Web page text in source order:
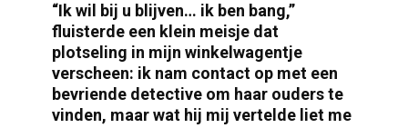
“Ik wil bij u blijven… ik ben bang,”
fluisterde een klein meisje dat
plotseling in mijn winkelwagentje
verscheen: ik nam contact op met een
bevriende detective om haar ouders te
vinden, maar wat hij mij vertelde liet me